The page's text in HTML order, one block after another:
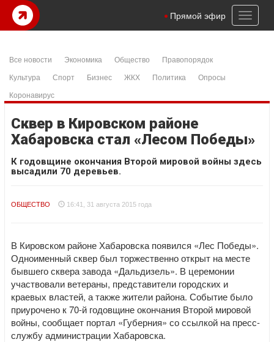
Toggle
Прямой эфир
Все новости Экономика Общество
Правопорядок
Культура
Спорт Бизнес ЖКХ Политика
Опросы
Коронавирус
Сквер в Кировском районе
Хабаровска стал «Лесом Победы»
К годовщине окончания Второй мировой войны здесь
высадили 70 деревьев.
ОБЩЕСТВО 16:41, 31 августа 2015 года
В Кировском районе Хабаровска появился «Лес Победы».
Одноименный сквер был торжественно открыт на месте
бывшего сквера завода «Дальдизель». В церемонии
участвовали ветераны, представители городских и
краевых властей, а также жители района. Событие было
приурочено к 70-й годовщине окончания Второй мировой
войны, сообщает портал «Губерния» со ссылкой на пресс-
службу администрации Хабаровска.